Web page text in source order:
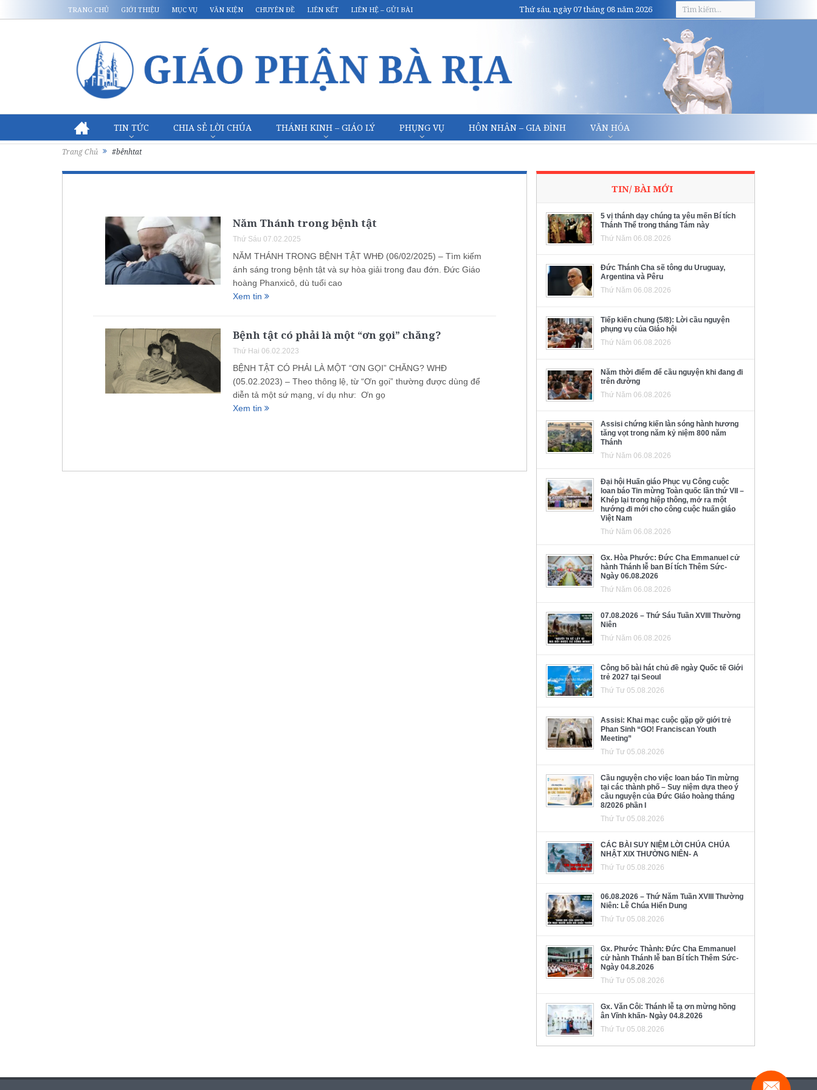
TRANG CHỦ GIỚI THIỆU MỤC VỤ VĂN KIỆN CHUYÊN ĐỀ LIÊN KẾT LIÊN HỆ – GỬI BÀI Thứ sáu, ngày 07 tháng 08 năm 2026
TIN TỨC CHIA SẺ LỜI CHÚA THÁNH KINH – GIÁO LÝ PHỤNG VỤ HÔN NHÂN – GIA ĐÌNH VĂN HÓA
Trang Chủ #bênhtat
Năm Thánh trong bệnh tật
Thứ Sáu 07.02.2025
NĂM THÁNH TRONG BỆNH TẬT WHĐ (06/02/2025) – Tìm kiếm
ánh sáng trong bệnh tật và sự hòa giải trong đau đớn. Đức Giáo
hoàng Phanxicô, dù tuổi cao
Xem tin
Bệnh tật có phải là một “ơn gọi” chăng?
Thứ Hai 06.02.2023
BỆNH TẬT CÓ PHẢI LÀ MỘT “ƠN GỌI” CHĂNG? WHĐ
(05.02.2023) – Theo thông lệ, từ “Ơn gọi” thường được dùng để
diễn tả một sứ mạng, ví dụ như: Ơn gọ
Xem tin
TIN/ BÀI MỚI
5 vị thánh dạy chúng ta yêu mến Bí tích
Thánh Thể trong tháng Tám này
Thứ Năm 06.08.2026
Đức Thánh Cha sẽ tông du Uruguay,
Argentina và Pêru
Thứ Năm 06.08.2026
Tiếp kiến chung (5/8): Lời cầu nguyện
phụng vụ của Giáo hội
Thứ Năm 06.08.2026
Năm thời điểm để cầu nguyện khi đang đi
trên đường
Thứ Năm 06.08.2026
Assisi chứng kiến làn sóng hành hương
tăng vọt trong năm kỷ niệm 800 năm
Thánh
Thứ Năm 06.08.2026
Đại hội Huấn giáo Phục vụ Công cuộc
loan báo Tin mừng Toàn quốc lần thứ VII –
Khép lại trong hiệp thông, mở ra một
hướng đi mới cho công cuộc huấn giáo
Việt Nam
Thứ Năm 06.08.2026
Gx. Hòa Phước: Đức Cha Emmanuel cử
hành Thánh lễ ban Bí tích Thêm Sức-
Ngày 06.08.2026
Thứ Năm 06.08.2026
07.08.2026 – Thứ Sáu Tuần XVIII Thường
Niên
Thứ Năm 06.08.2026
Công bố bài hát chủ đề ngày Quốc tế Giới
trẻ 2027 tại Seoul
Thứ Tư 05.08.2026
Assisi: Khai mạc cuộc gặp gỡ giới trẻ
Phan Sinh “GO! Franciscan Youth
Meeting”
Thứ Tư 05.08.2026
Cầu nguyện cho việc loan báo Tin mừng
tại các thành phố – Suy niệm dựa theo ý
cầu nguyện của Đức Giáo hoàng tháng
8/2026 phần I
Thứ Tư 05.08.2026
CÁC BÀI SUY NIỆM LỜI CHÚA CHÚA
NHẬT XIX THƯỜNG NIÊN- A
Thứ Tư 05.08.2026
06.08.2026 – Thứ Năm Tuần XVIII Thường
Niên: Lễ Chúa Hiển Dung
Thứ Tư 05.08.2026
Gx. Phước Thành: Đức Cha Emmanuel
cử hành Thánh lễ ban Bí tích Thêm Sức-
Ngày 04.8.2026
Thứ Tư 05.08.2026
Gx. Văn Côi: Thánh lễ tạ ơn mừng hồng
ân Vĩnh khấn- Ngày 04.8.2026
Thứ Tư 05.08.2026